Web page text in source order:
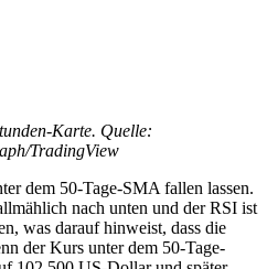
Karte. Quelle:
TradingView
dem 50-Tage-SMA fallen lassen.
nach unten und der RSI ist
was darauf hinweist, dass die
der Kurs unter dem 50-Tage-